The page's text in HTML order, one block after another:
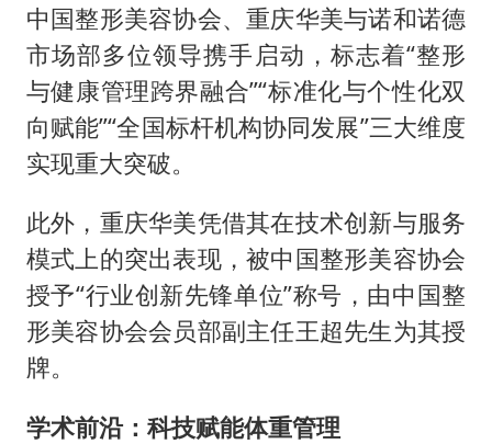
中国整形美容协会、重庆华美与诺和诺德
市场部多位领导携手启动，标志着“整形
与健康管理跨界融合”“标准化与个性化双
向赋能”“全国标杆机构协同发展”三大维度
实现重大突破。
此外，重庆华美凭借其在技术创新与服务
模式上的突出表现，被中国整形美容协会
授予“行业创新先锋单位”称号，由中国整
形美容协会会员部副主任王超先生为其授
牌。
学术前沿：科技赋能体重管理